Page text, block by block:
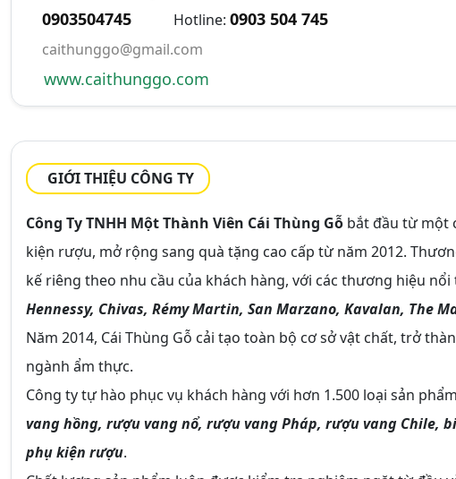
0903504745 Hotline: 0903 504 745
caithunggo@gmail.com
www.caithunggo.com
GIỚI THIỆU CÔNG TY
Công Ty TNHH Một Thành Viên Cái Thùng Gỗ bắt đầu từ một
kiện rượu, mở rộng sang quà tặng cao cấp từ năm 2012.
kế riêng theo nhu cầu của khách hàng, với các thương hiệu
Hennessy, Chivas, Rémy Martin, San Marzano, Kavalan, The
Năm 2014, Cái Thùng Gỗ cải tạo toàn bộ cơ sở vật chất, trở
ngành ẩm thực.
Công ty tự hào phục vụ khách hàng với hơn 1.500 loại sản
vang hồng, rượu vang nổ, rượu vang Pháp, rượu vang Chile,
phụ kiện rượu.